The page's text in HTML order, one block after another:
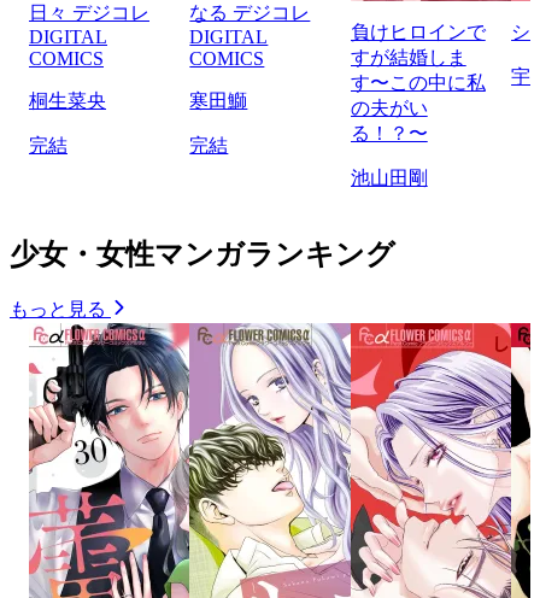
日々 デジコレ
DIGITAL
COMICS
桐生菜央
完結
なる デジコレ
DIGITAL
COMICS
寒田鰤
完結
負けヒロインで
すが結婚しま
す〜この中に私
の夫がい
る！？〜
池山田剛
シ
宇
少女・女性マンガランキング
もっと見る